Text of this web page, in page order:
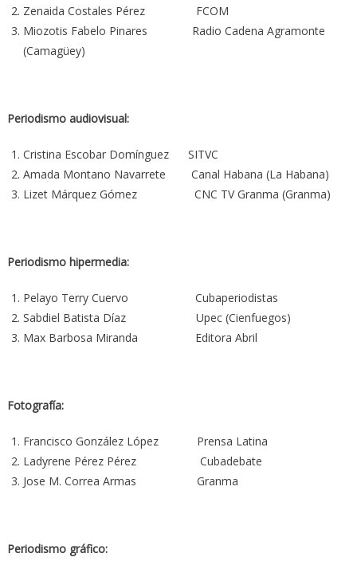
Zenaida Costales Pérez FCOM
Miozotis Fabelo Pinares Radio Cadena Agramonte
(Camagüey)
Periodismo audiovisual:
Cristina Escobar Domínguez SITVC
Amada Montano Navarrete Canal Habana (La Habana)
Lizet Márquez Gómez CNC TV Granma (Granma)
Periodismo hipermedia:
Pelayo Terry Cuervo Cubaperiodistas
Sabdiel Batista Díaz Upec (Cienfuegos)
Max Barbosa Miranda Editora Abril
Fotografía:
Francisco González López Prensa Latina
Ladyrene Pérez Pérez Cubadebate
Jose M. Correa Armas Granma
Periodismo gráfico: